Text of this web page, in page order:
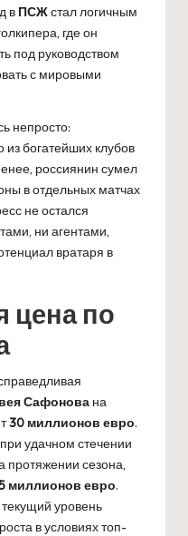
в ПСЖстал логичным
где он
под руководством
с мировыми
непросто:
из богатейших клубов
россиянин сумел
в отдельных матчах
не остался
ни агентами,
вратаря в
цена по
Сафонова на
30 миллионов евро.
удачном стечении
протяжении сезона,
миллионов евро.
уровень
в условиях топ-